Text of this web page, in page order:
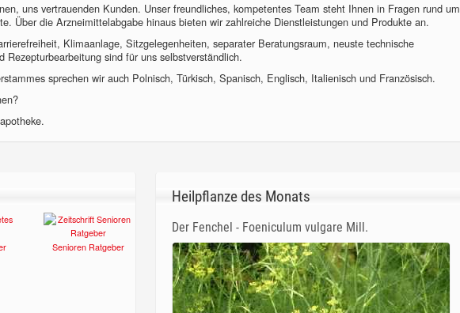
uns vertrauenden Kunden. Unser freundliches, kompetentes Team steht Ihnen in Fragen rund um
Über die Arzneimittelabgabe hinaus bieten wir zahlreiche Dienstleistungen und Produkte an.
Klimaanlage, Sitzgelegenheiten, separater Beratungsraum, neuste technische
sind für uns selbstverständlich.
sprechen wir auch Polnisch, Türkisch, Spanisch, Englisch, Italienisch und Französisch.
Senioren Ratgeber
Heilpflanze des Monats
Der Fenchel - Foeniculum vulgare Mill.